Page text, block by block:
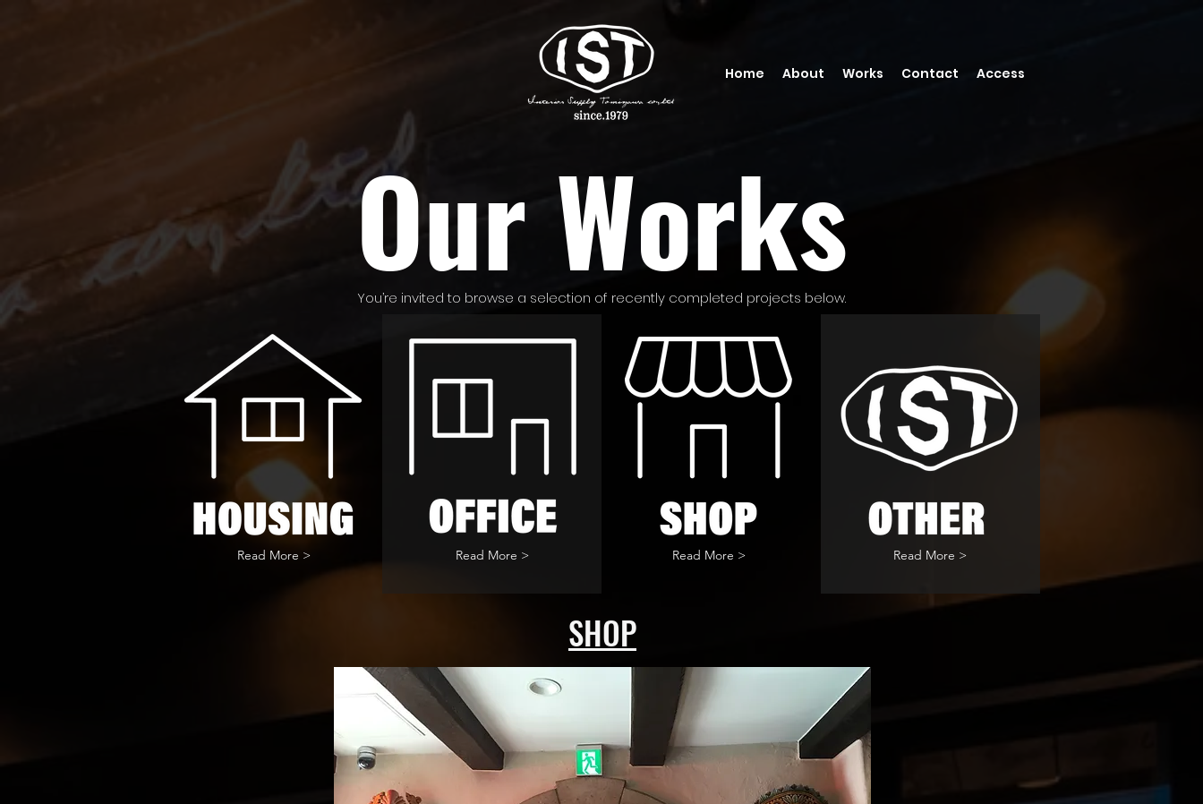
Home About Works Contact Access
Our Works
You’re invited to browse a selection of recently completed projects below.
Read More > Read More > Read More > Read More >
SHOP